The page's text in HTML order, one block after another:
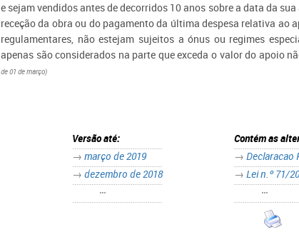
e sejam vendidos antes de decorridos 10 anos sobre a data da
receção da obra ou do pagamento da última despesa relativa ao
regulamentares, não estejam sujeitos a ónus ou regimes
apenas são considerados na parte que exceda o valor do apoio
de 01 de março)
Versão até:
→março de 2019
→dezembro de 2018
•••
Contém as
→ Declaracao
→ Lei n.º 71/
•••